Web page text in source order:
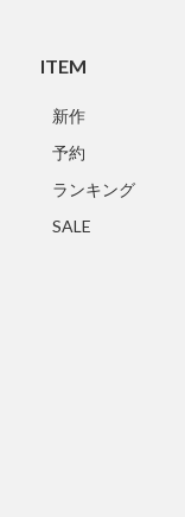
ITEM
新作
予約
ランキング
SALE